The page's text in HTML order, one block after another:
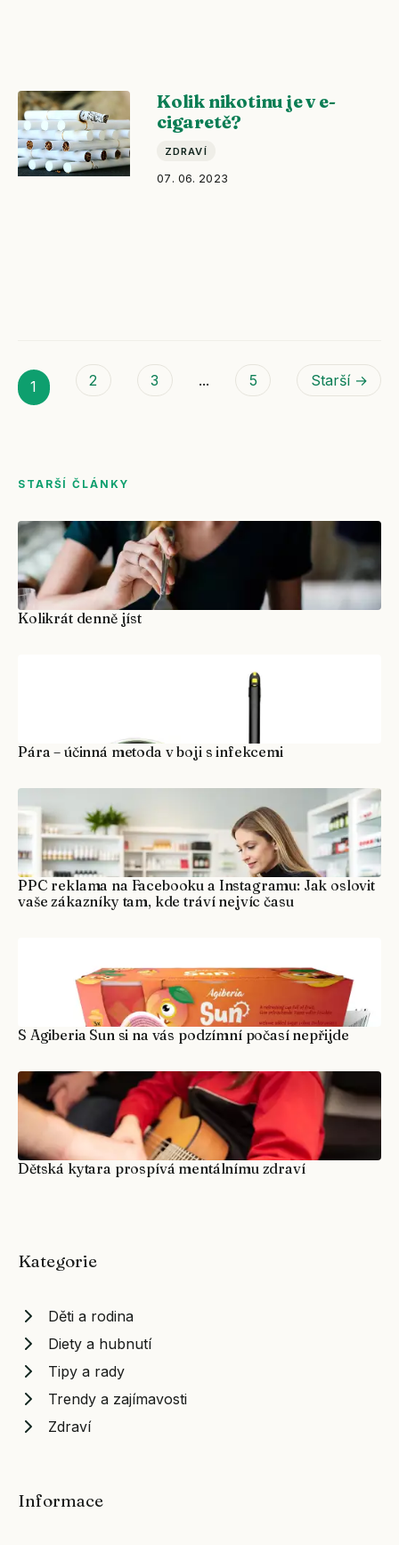
Kolik nikotinu je v e-
cigaretě?
ZDRAVÍ
07. 06. 2023
1 2 3 ... 5 Starší →
STARŠÍ ČLÁNKY
Kolikrát denně jíst
Pára – účinná metoda v boji s infekcemi
PPC reklama na Facebooku a Instagramu: Jak oslovit
vaše zákazníky tam, kde tráví nejvíc času
S Agiberia Sun si na vás podzímní počasí nepřijde
Dětská kytara prospívá mentálnímu zdraví
Kategorie
Děti a rodina
Diety a hubnutí
Tipy a rady
Trendy a zajímavosti
Zdraví
Informace